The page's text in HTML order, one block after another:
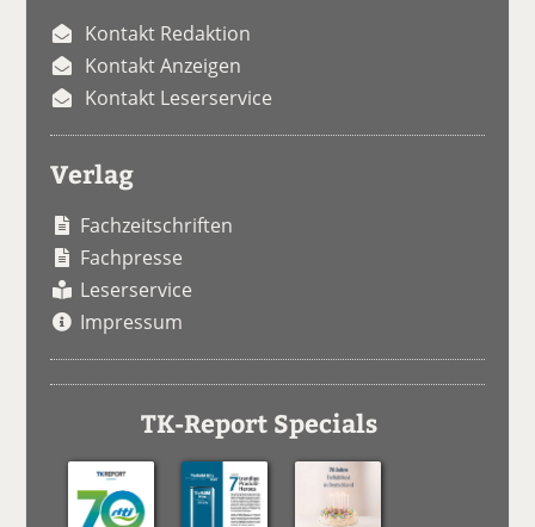
Kontakt Redaktion
Kontakt Anzeigen
Kontakt Leserservice
Verlag
Fachzeitschriften
Fachpresse
Leserservice
Impressum
TK-Report Specials